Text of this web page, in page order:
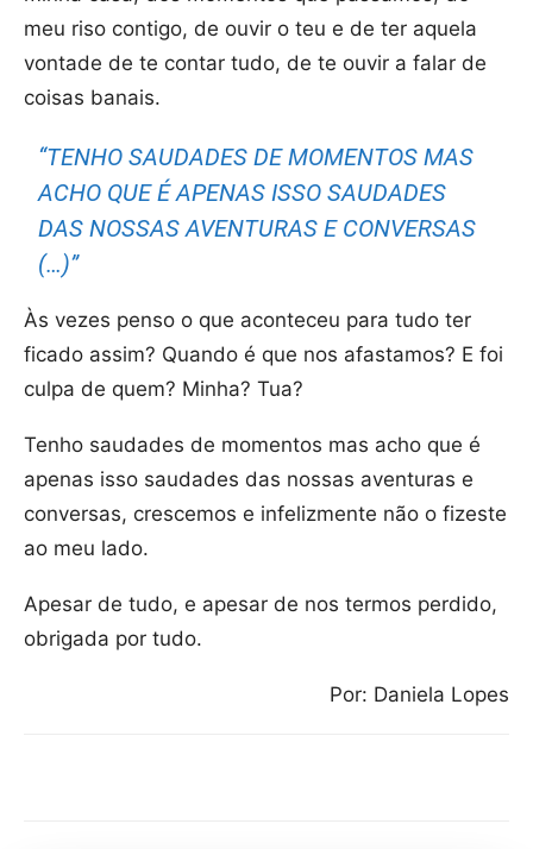
meu riso contigo, de ouvir o teu e de ter aquela
vontade de te contar tudo, de te ouvir a falar de
coisas banais.
“TENHO SAUDADES DE MOMENTOS MAS
ACHO QUE É APENAS ISSO SAUDADES
DAS NOSSAS AVENTURAS E CONVERSAS
(…)”
Às vezes penso o que aconteceu para tudo ter
ficado assim? Quando é que nos afastamos? E foi
culpa de quem? Minha? Tua?
Tenho saudades de momentos mas acho que é
apenas isso saudades das nossas aventuras e
conversas, crescemos e infelizmente não o fizeste
ao meu lado.
Apesar de tudo, e apesar de nos termos perdido,
obrigada por tudo.
Por: Daniela Lopes